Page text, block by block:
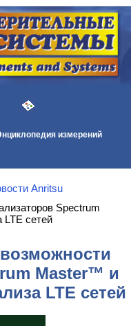
измерений
Anritsu
Spectrum
сетей
Master™ и
LTE сетей